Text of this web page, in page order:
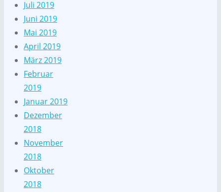
Juli 2019
Juni 2019
Mai 2019
April 2019
März 2019
Februar
2019
Januar 2019
Dezember
2018
November
2018
Oktober
2018